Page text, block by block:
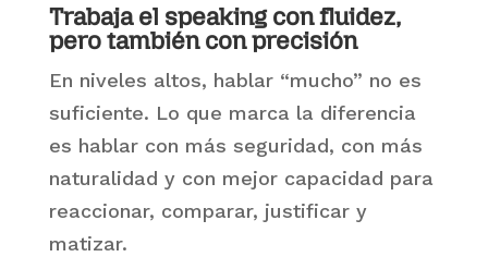
Trabaja el speaking con fluidez,
pero también con precisión
En niveles altos, hablar “mucho” no es
suficiente. Lo que marca la diferencia
es hablar con más seguridad, con más
naturalidad y con mejor capacidad para
reaccionar, comparar, justificar y
matizar.